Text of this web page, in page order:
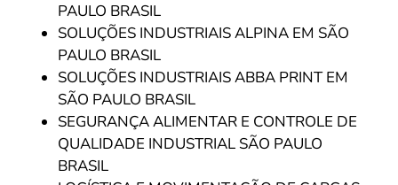
PAULO BRASIL
SOLUÇÕES INDUSTRIAIS ALPINA EM SÃO
PAULO BRASIL
SOLUÇÕES INDUSTRIAIS ABBA PRINT EM
SÃO PAULO BRASIL
SEGURANÇA ALIMENTAR E CONTROLE DE
QUALIDADE INDUSTRIAL SÃO PAULO
BRASIL